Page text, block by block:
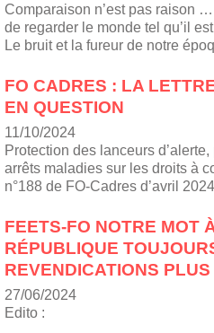
Comparaison n’est pas raison
de regarder le monde tel qu’il est
Le bruit et la fureur de notre
FO CADRES : LA
EN QUESTION
11/10/2024
Protection des lanceurs
arrêts maladies sur les droits à
n°188 de FO-Cadres d’avril
FEETS-FO NOTRE MOT
RÉPUBLIQUE
REVENDICATIONS
27/06/2024
Edito :